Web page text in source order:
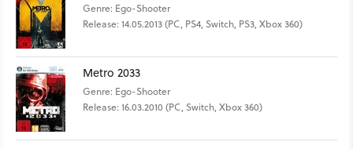
Genre: Ego-Shooter
Release: 14.05.2013 (PC, PS4, Switch, PS3, Xbox 360)
Metro 2033
Genre: Ego-Shooter
Release: 16.03.2010 (PC, Switch, Xbox 360)